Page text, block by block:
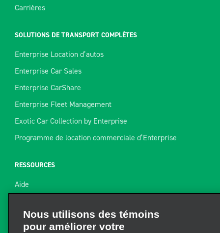
Carrières
SOLUTIONS DE TRANSPORT COMPLÈTES
Enterprise Location d’autos
Enterprise Car Sales
Enterprise CarShare
Enterprise Fleet Management
Exotic Car Collection by Enterprise
Programme de location commerciale d’Enterprise
RESSOURCES
Aide
Guide de remorquage
pour améliorer votre
expérience